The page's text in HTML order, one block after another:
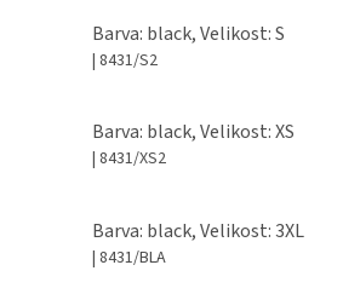
Barva: black, Velikost: S
| 8431/S2
Barva: black, Velikost: XS
| 8431/XS2
Barva: black, Velikost: 3XL
| 8431/BLA